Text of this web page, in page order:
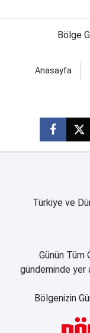
Bölge
Anasayfa
Türkiye ve
Günün Tüm
gündeminde yer
Bölgenizin